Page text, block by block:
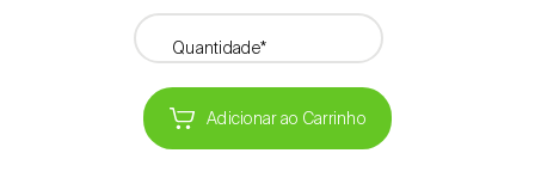
Quantidade*
Adicionar ao Carrinho